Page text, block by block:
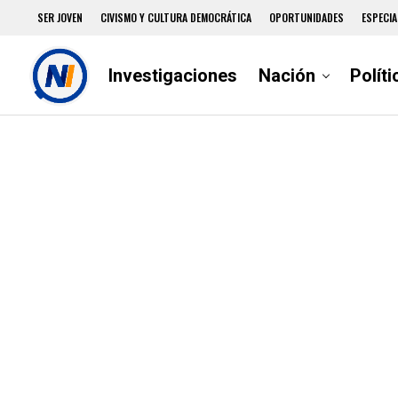
SER JOVEN CIVISMO Y CULTURA DEMOCRÁTICA OPORTUNIDADES
Investigaciones Nación